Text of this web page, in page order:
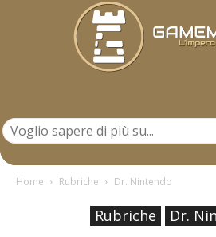
Home Rubriche Dr. Nintendo
Rubriche Dr.